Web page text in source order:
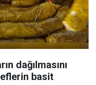
dağılmasını
basit